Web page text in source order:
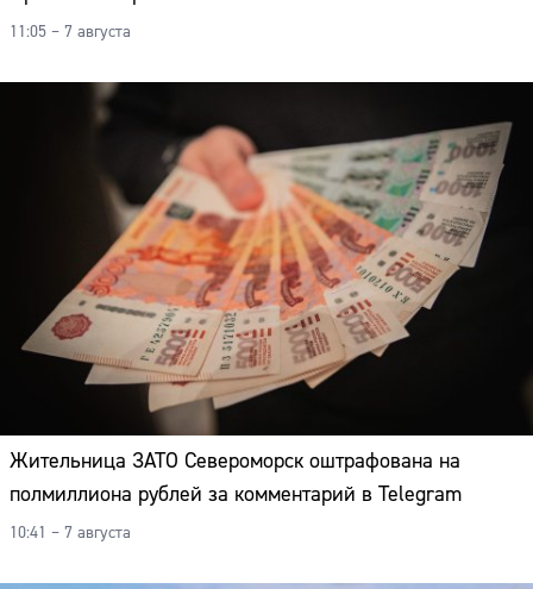
11:05 – 7 августа
Жительница ЗАТО Североморск оштрафована на
полмиллиона рублей за комментарий в Telegram
10:41 – 7 августа